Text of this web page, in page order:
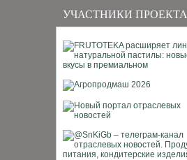
УЧАСТНИКИ ПРОЕКТА